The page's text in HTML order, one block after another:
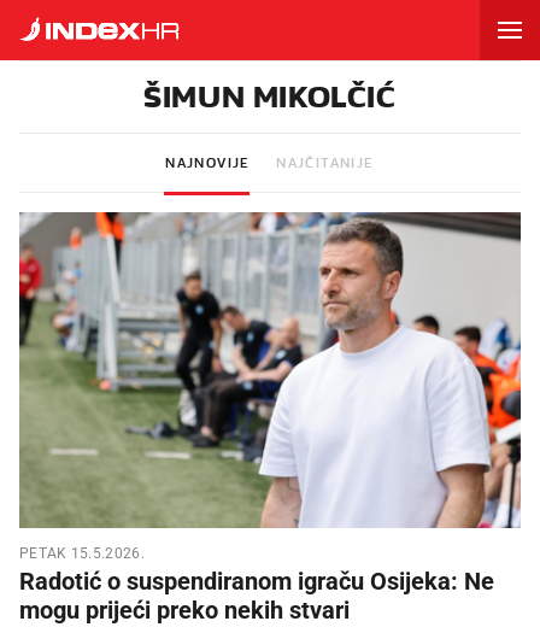
ŠIMUN MIKOLČIĆ
NAJNOVIJE NAJČITANIJE
PETAK 15.5.2026.
Radotić o suspendiranom igraču Osijeka: Ne
mogu prijeći preko nekih stvari